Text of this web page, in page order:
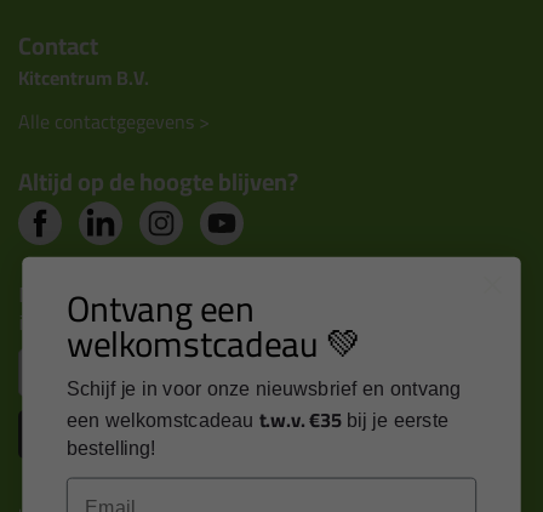
Contact
Kitcentrum B.V.
Alle contactgegevens >
Altijd op de hoogte blijven?
Nieuws, tips en exclusieve deals rechtstreeks in je
inbox
Inschrijven
Ontvang een
welkomstcadeau 💚
Schijf je in voor onze nieuwsbrief en ontvang
een welkomstcadeau t.w.v. €35 bij je eerste
bestelling!
Email